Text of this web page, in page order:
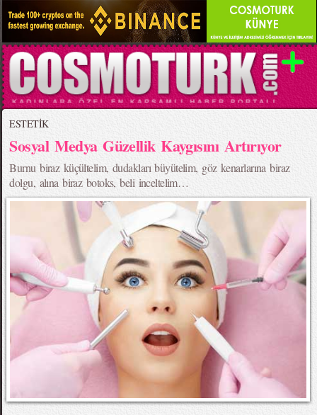
ESTETİK
Sosyal Medya Güzellik Kaygısını Artırıyor
Burnu biraz küçültelim, dudakları büyütelim, göz kenarlarına biraz
dolgu, alına biraz botoks, beli inceltelim…